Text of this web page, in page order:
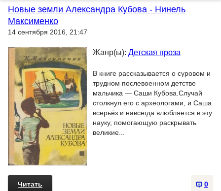
Новые земли Александра Кубова - Нинель
Максименко
14 сентября 2016, 21:47
Жанр(ы): Детская проза
В книге рассказывается о суровом и
трудном послевоенном детстве
мальчика — Саши Кубова.Случай
столкнул его с археологами, и Саша
всерьёз и навсегда влюбляется в эту
науку, помогающую раскрывать
великие...
0
Читать